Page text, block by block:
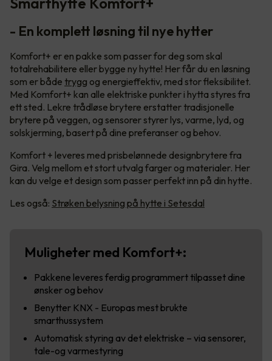
- En komplett løsning til nye hytter
Komfort+ er en pakke som passer for deg som skal
totalrehabilitere eller bygge ny hytte! Her får du en løsning
som er både trygg og energieffektiv, med stor fleksibilitet.
Med Komfort+ kan alle elektriske punkter i hytta styres fra
ett sted. Lekre trådløse brytere erstatter tradisjonelle
brytere på veggen, og sensorer styrer lys, varme, lyd, og
solskjerming, basert på dine preferanser og behov.
Komfort + leveres med prisbelønnede designbrytere fra
Gira. Velg mellom et stort utvalg farger og materialer. Her
kan du velge et design som passer perfekt inn på din hytte.
Les også: Strøken belysning på hytte i Setesdal
Muligheter med Komfort+:
Pakkene leveres ferdig programmert tilpasset dine
ønsker og behov
Benytter KNX - Europas mest brukte
smarthussystem
Automatisk styring av det elektriske – via sensorer,
tale-og varmestyring